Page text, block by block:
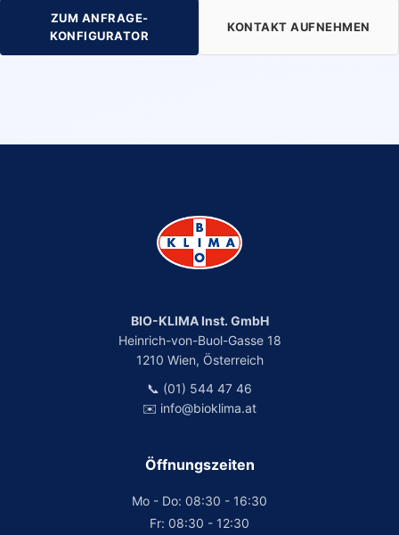
ZUM ANFRAGE-
KONFIGURATOR
KONTAKT AUFNEHMEN
BIO-KLIMA Inst. GmbH
Heinrich-von-Buol-Gasse 18
1210 Wien, Österreich
📞 (01) 544 47 46
✉️ info@bioklima.at
Öffnungszeiten
Mo - Do: 08:30 - 16:30
Fr: 08:30 - 12:30